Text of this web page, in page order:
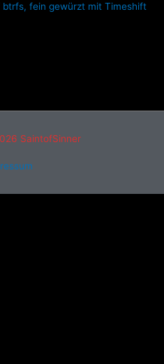
btrfs, fein gewürzt mit Timeshift
SaintofSinner